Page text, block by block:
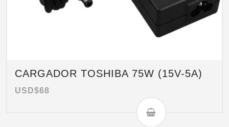
CARGADOR TOSHIBA 75W (15V-5A)
USD$68